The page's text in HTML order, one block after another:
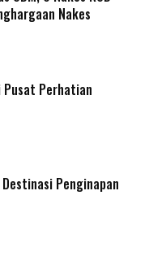
Nakes
Pusat Perhatian
Penginapan